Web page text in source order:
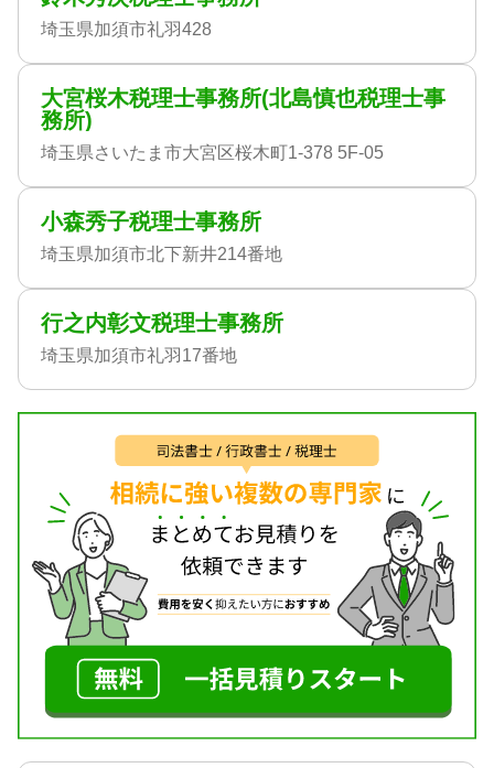
埼玉県加須市礼羽428
大宮桜木税理士事務所(北島慎也税理士事
務所)
埼玉県さいたま市大宮区桜木町1-378 5F-05
小森秀子税理士事務所
埼玉県加須市北下新井214番地
行之内彰文税理士事務所
埼玉県加須市礼羽17番地